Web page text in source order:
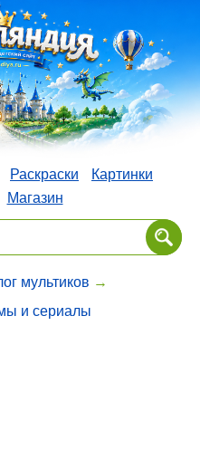
Раскраски
Картинки
Магазин
мультиков →
и сериалы